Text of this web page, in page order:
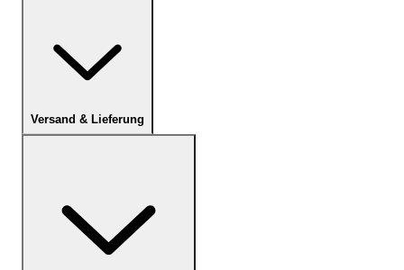
Versand & Lieferung